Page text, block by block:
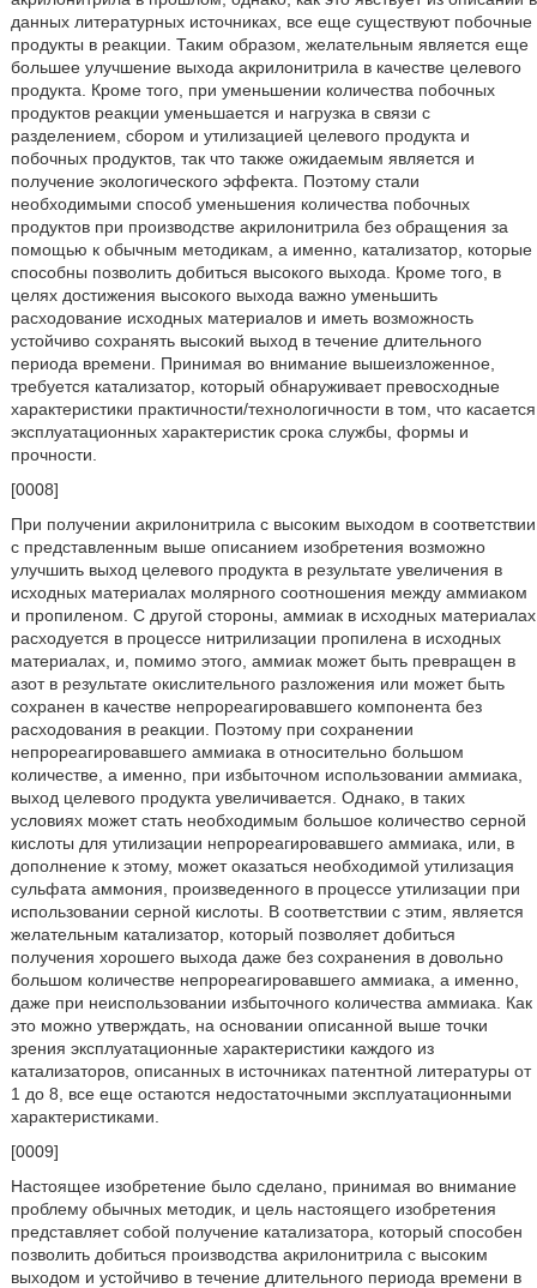
данных литературных источниках, все еще существуют побочные
продукты в реакции. Таким образом, желательным является еще
большее улучшение выхода акрилонитрила в качестве целевого
продукта. Кроме того, при уменьшении количества побочных
продуктов реакции уменьшается и нагрузка в связи с
разделением, сбором и утилизацией целевого продукта и
побочных продуктов, так что также ожидаемым является и
получение экологического эффекта. Поэтому стали
необходимыми способ уменьшения количества побочных
продуктов при производстве акрилонитрила без обращения за
помощью к обычным методикам, а именно, катализатор, которые
способны позволить добиться высокого выхода. Кроме того, в
целях достижения высокого выхода важно уменьшить
расходование исходных материалов и иметь возможность
устойчиво сохранять высокий выход в течение длительного
периода времени. Принимая во внимание вышеизложенное,
требуется катализатор, который обнаруживает превосходные
характеристики практичности/технологичности в том, что касается
эксплуатационных характеристик срока службы, формы и
прочности.
[0008]
При получении акрилонитрила с высоким выходом в соответствии
с представленным выше описанием изобретения возможно
улучшить выход целевого продукта в результате увеличения в
исходных материалах молярного соотношения между аммиаком
и пропиленом. С другой стороны, аммиак в исходных материалах
расходуется в процессе нитрилизации пропилена в исходных
материалах, и, помимо этого, аммиак может быть превращен в
азот в результате окислительного разложения или может быть
сохранен в качестве непрореагировавшего компонента без
расходования в реакции. Поэтому при сохранении
непрореагировавшего аммиака в относительно большом
количестве, а именно, при избыточном использовании аммиака,
выход целевого продукта увеличивается. Однако, в таких
условиях может стать необходимым большое количество серной
кислоты для утилизации непрореагировавшего аммиака, или, в
дополнение к этому, может оказаться необходимой утилизация
сульфата аммония, произведенного в процессе утилизации при
использовании серной кислоты. В соответствии с этим, является
желательным катализатор, который позволяет добиться
получения хорошего выхода даже без сохранения в довольно
большом количестве непрореагировавшего аммиака, а именно,
даже при неиспользовании избыточного количества аммиака. Как
это можно утверждать, на основании описанной выше точки
зрения эксплуатационные характеристики каждого из
катализаторов, описанных в источниках патентной литературы от
1 до 8, все еще остаются недостаточными эксплуатационными
характеристиками.
[0009]
Настоящее изобретение было сделано, принимая во внимание
проблему обычных методик, и цель настоящего изобретения
представляет собой получение катализатора, который способен
позволить добиться производства акрилонитрила с высоким
выходом и устойчиво в течение длительного периода времени в